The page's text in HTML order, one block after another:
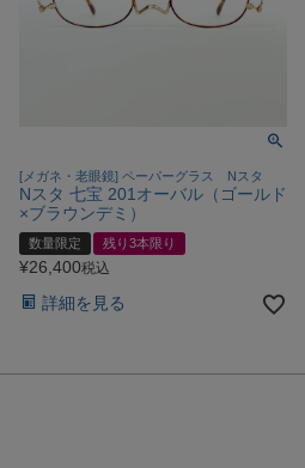
[メガネ・老眼鏡] ペーパーグラス Nスタ
Nスタ 七宝 201オーバル（ゴールド
×ブラウンデミ）
数量限定 残り3本限り
¥26,400税込
詳細を見る